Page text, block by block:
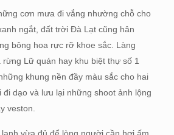
cơn mưa đi vắng nhường chỗ cho
ngắt, đất trời Đà Lạt cũng hân
bông hoa rực rỡ khoe sắc. Làng
rừng Lữ quán hay khu biệt thự số 1
khung nền đầy màu sắc cho hai
đi dạo và lưu lại những shoot ảnh lộng
veston.